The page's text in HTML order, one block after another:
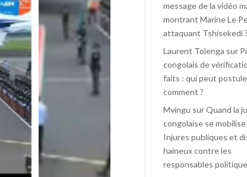
message de la vidéo
montrant Marine Le
attaquant Tshisekedi ?
Laurent Tolenga sur
congolais de
faits : qui peut
comment ?
Mvingu surQuand la
congolaise se
Injures publiques et
haineux contre les
responsables